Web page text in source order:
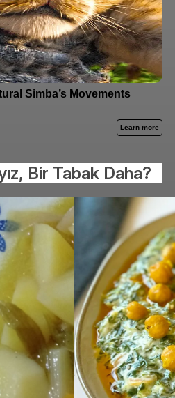
Bir Tabak Daha?